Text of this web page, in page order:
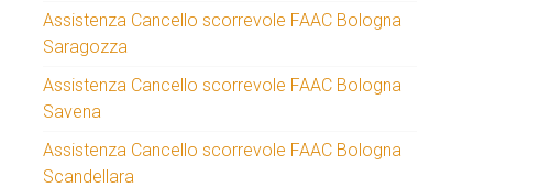
Assistenza Cancello scorrevole FAAC Bologna
Saragozza
Assistenza Cancello scorrevole FAAC Bologna
Savena
Assistenza Cancello scorrevole FAAC Bologna
Scandellara